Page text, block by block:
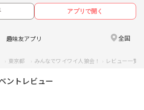
アプリで開く
趣味友アプリ 全国
東京都 みんなでワイワイ人狼会！ レビュー一覧
ントレビュー